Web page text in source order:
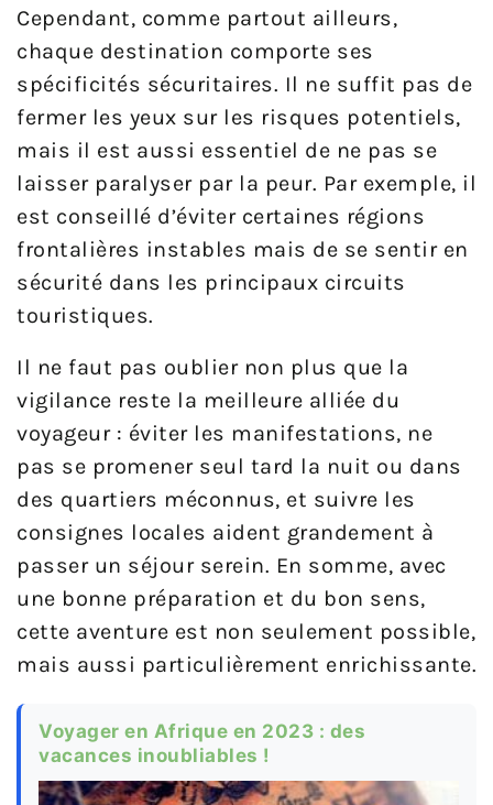
Cependant, comme partout ailleurs,
chaque destination comporte ses
spécificités sécuritaires. Il ne suffit pas de
fermer les yeux sur les risques potentiels,
mais il est aussi essentiel de ne pas se
laisser paralyser par la peur. Par exemple, il
est conseillé d’éviter certaines régions
frontalières instables mais de se sentir en
sécurité dans les principaux circuits
touristiques.
Il ne faut pas oublier non plus que la
vigilance reste la meilleure alliée du
voyageur : éviter les manifestations, ne
pas se promener seul tard la nuit ou dans
des quartiers méconnus, et suivre les
consignes locales aident grandement à
passer un séjour serein. En somme, avec
une bonne préparation et du bon sens,
cette aventure est non seulement possible,
mais aussi particulièrement enrichissante.
Voyager en Afrique en 2023 : des
vacances inoubliables !